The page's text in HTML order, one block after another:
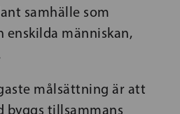
samhälle som
enskilda människan,
målsättning är att
byggs tillsammans